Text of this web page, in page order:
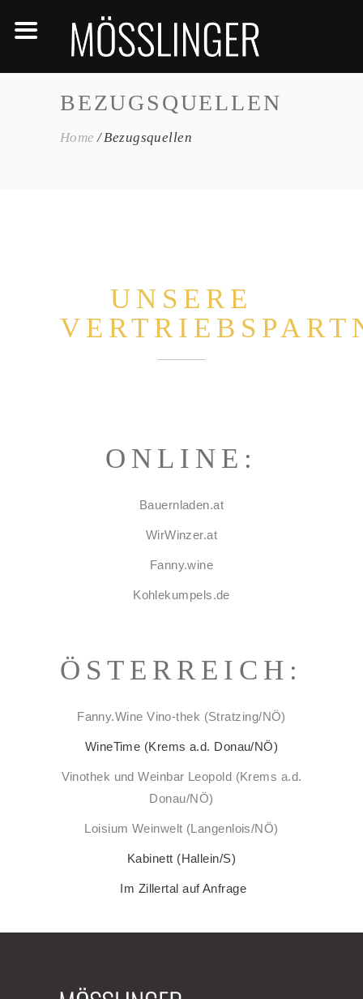
BEZUGSQUELLEN
Home Bezugsquellen
UNSERE
ONLINE:
Bauernladen.at
WirWinzer.at
Fanny.wine
Kohlekumpels.de
ÖSTERREICH:
Fanny.Wine Vino-thek (Stratzing/NÖ)
WineTime (Krems a.d. Donau/NÖ)
Vinothek und Weinbar Leopold (Krems a.d.
Donau/NÖ)
Loisium Weinwelt (Langenlois/NÖ)
Kabinett (Hallein/S)
Im Zillertal auf Anfrage